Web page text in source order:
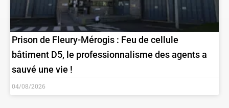
Prison de Fleury-Mérogis : Feu de cellule
bâtiment D5, le professionnalisme des agents a
sauvé une vie !
04/08/2026